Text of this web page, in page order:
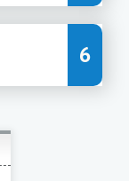
6